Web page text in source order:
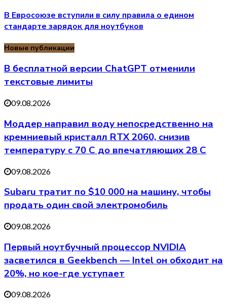
В Евросоюзе вступили в силу правила о едином
стандарте зарядок для ноутбуков
Новые публикации
В бесплатной версии ChatGPT отменили
текстовые лимиты
09.08.2026
Моддер направил воду непосредственно на
кремниевый кристалл RTX 2060, снизив
температуру с 70 C до впечатляющих 28 C
09.08.2026
Subaru тратит по $10 000 на машину, чтобы
продать один свой электромобиль
09.08.2026
Первый ноутбучный процессор NVIDIA
засветился в Geekbench — Intel он обходит на
20%, но кое-где уступает
09.08.2026